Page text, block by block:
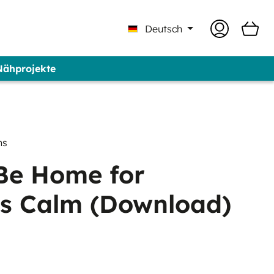
Deutsch
Home for
Calm (Download)